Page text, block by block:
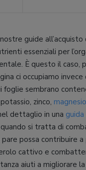
guide
essenziali per
È questo il caso,
ci occupiamo invece
foglie sembrano
zinco, magnesio
dettaglio in una
si tratta di
possa contribuire a
cattivo e
aiuti a migliorare